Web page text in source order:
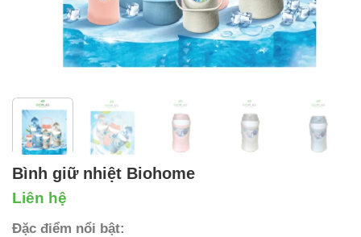
Bình giữ nhiệt Biohome
Liên hệ
Đặc điểm nổi bật: